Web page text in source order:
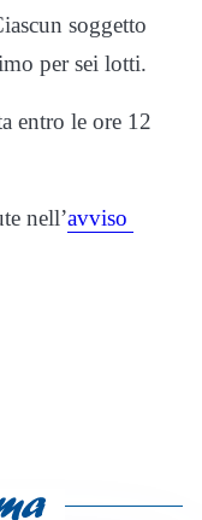
soggetto
per sei lotti.
entro le ore 12
nell’avviso